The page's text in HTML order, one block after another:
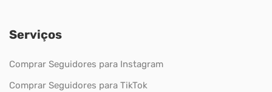
Serviços
Comprar Seguidores para Instagram
Comprar Seguidores para TikTok